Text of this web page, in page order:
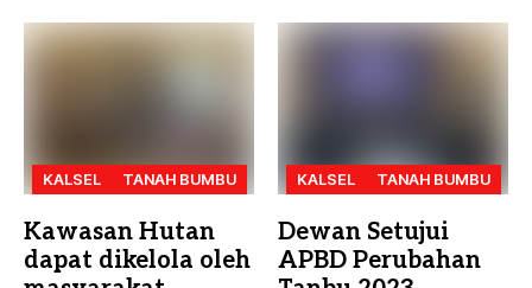
KALSEL TANAH BUMBU
Kawasan Hutan
dapat dikelola oleh
KALSEL TANAH BUMBU
Dewan Setujui
APBD Perubahan